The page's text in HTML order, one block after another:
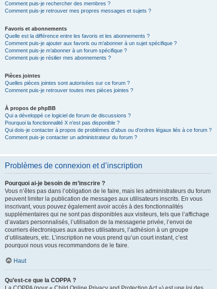
Comment puis-je rechercher des membres ?
Comment puis-je retrouver mes propres messages et sujets ?
Favoris et abonnements
Quelle est la différence entre les favoris et les abonnements ?
Comment puis-je ajouter aux favoris ou m’abonner à un sujet spécifique ?
Comment puis-je m’abonner à un forum spécifique ?
Comment puis-je résilier mes abonnements ?
Pièces jointes
Quelles pièces jointes sont autorisées sur ce forum ?
Comment puis-je retrouver toutes mes pièces jointes ?
À propos de phpBB
Qui a développé ce logiciel de forum de discussions ?
Pourquoi la fonctionnalité X n’est pas disponible ?
Qui dois-je contacter à propos de problèmes d’abus ou d’ordres légaux liés à ce forum ?
Comment puis-je contacter un administrateur du forum ?
Problèmes de connexion et d’inscription
Pourquoi ai-je besoin de m’inscrire ?
Vous n’êtes pas dans l’obligation de le faire, mais les administrateurs du forum
peuvent limiter la publication de messages aux utilisateurs inscrits. En vous
inscrivant, vous pouvez également avoir accès à des fonctionnalités
supplémentaires qui ne sont pas disponibles aux visiteurs, tels que l’affichage
d’avatars personnalisés, l’utilisation de la messagerie privée, l’envoi de
courriers électroniques aux autres utilisateurs, l’adhésion à un groupe
d’utilisateurs, etc. L’inscription ne vous prend qu’un court instant, c’est
pourquoi nous vous recommandons de le faire.
Haut
Qu’est-ce que la COPPA ?